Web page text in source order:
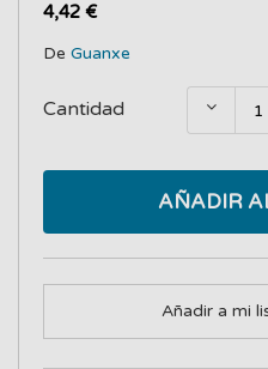
4,42 €
De Guanxe
Cantidad
AÑADIR
Añadir a mi